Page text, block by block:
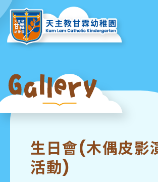
生日會(木偶皮影
活動)